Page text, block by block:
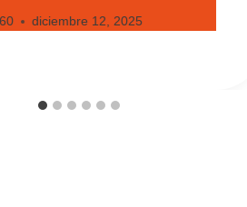
diciembre 12, 2025